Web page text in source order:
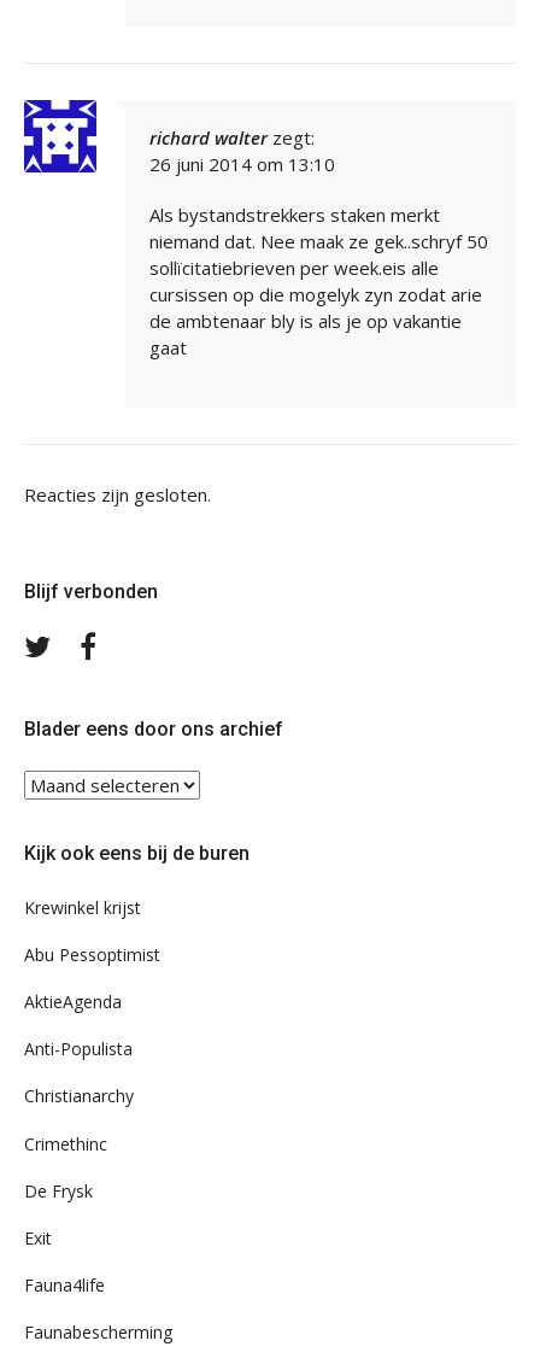
richard walter zegt:
26 juni 2014 om 13:10
Als bystandstrekkers staken merkt
niemand dat. Nee maak ze gek..schryf 50
sollïcitatiebrieven per week.eis alle
cursissen op die mogelyk zyn zodat arie
de ambtenaar bly is als je op vakantie
gaat
Reacties zijn gesloten.
Blijf verbonden
Volg
Blader eens door ons archief
Blader
eens
ons
Kijk ook eens bij de buren
Krewinkel krijst
Abu Pessoptimist
AktieAgenda
Anti-Populista
Christianarchy
Crimethinc
De Frysk
Exit
Fauna4life
Faunabescherming